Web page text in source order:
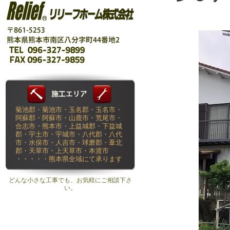
菊池郡・菊池市・玉名郡・玉名市・
阿蘇郡・阿蘇市・山鹿市・荒尾市・
合志市・熊本市・上益城郡・下益城
郡・宇土市・宇城市・八代郡・八代
市・水俣市・人吉市・球磨郡・葦北
郡・天草市・上天草市・本渡市
・・・・・熊本県全域にて承ります
どんな小さな工事でも、お気軽にご相談下さ
い。